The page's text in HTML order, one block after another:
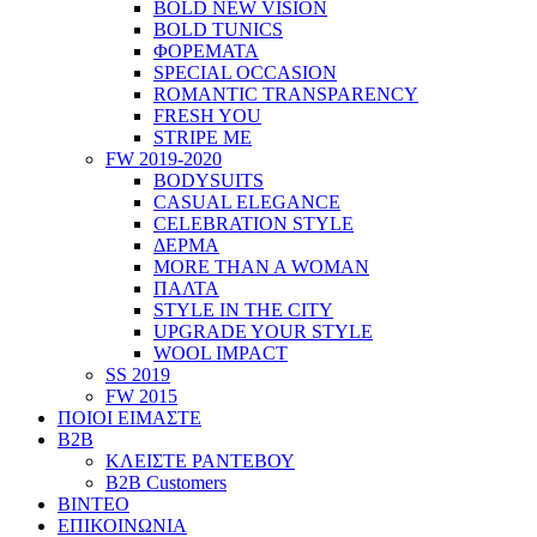
BOLD NEW VISION
BOLD TUNICS
ΦΟΡΕΜΑΤΑ
SPECIAL OCCASION
ROMANTIC TRANSPARENCY
FRESH YOU
STRIPE ME
FW 2019-2020
BODYSUITS
CASUAL ELEGANCE
CELEBRATION STYLE
ΔΕΡΜΑ
MORE THAN A WOMAN
ΠΑΛΤΑ
STYLE IN THE CITY
UPGRADE YOUR STYLE
WOOL IMPACT
SS 2019
FW 2015
ΠΟΙΟΙ ΕΙΜΑΣΤΕ
B2B
ΚΛΕΙΣΤΕ ΡΑΝΤΕΒΟΥ
B2B Customers
ΒΙΝΤΕΟ
ΕΠΙΚΟΙΝΩΝΙΑ